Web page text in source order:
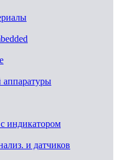
аппаратуры
индикатором
и датчиков